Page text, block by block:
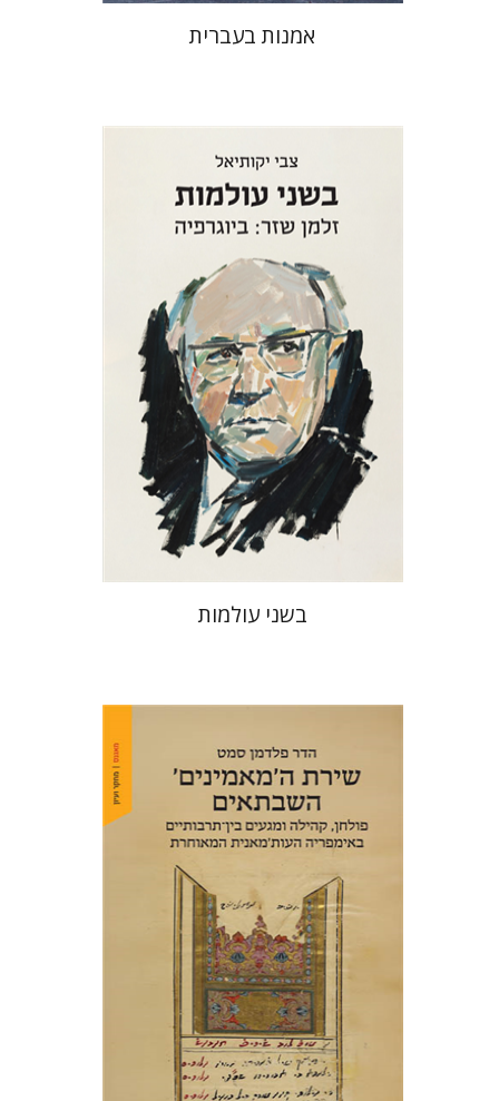
אמנות בעברית
צבי יקותיאל
הנחת אתר ספר מודפס
$35
$32
בשני עולמות
הדר פלדמן סמט
הנחת אתר ספר מודפס
$46
$41